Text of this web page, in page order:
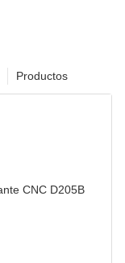
Productos